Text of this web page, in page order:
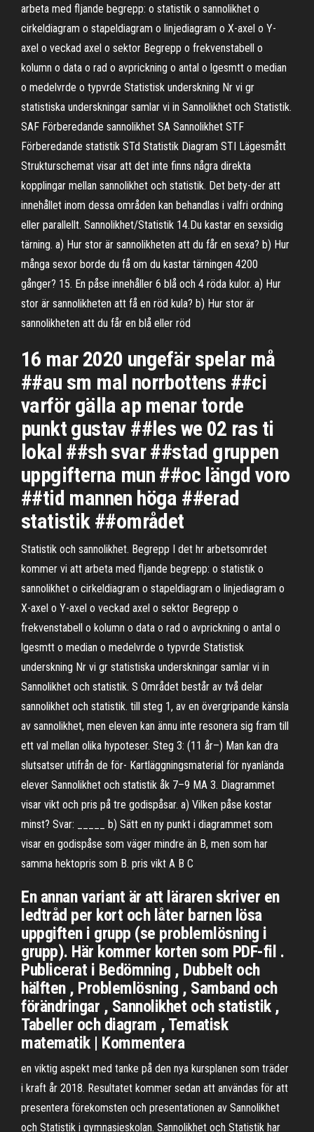
arbeta med fljande begrepp: o statistik o sannolikhet o
cirkeldiagram o stapeldiagram o linjediagram o X-axel o Y-
axel o veckad axel o sektor Begrepp o frekvenstabell o
kolumn o data o rad o avprickning o antal o lgesmtt o median
o medelvrde o typvrde Statistisk underskning Nr vi gr
statistiska underskningar samlar vi in Sannolikhet och Statistik.
SAF Förberedande sannolikhet SA Sannolikhet STF
Förberedande statistik STd Statistik Diagram STI Lägesmått
Strukturschemat visar att det inte finns några direkta
kopplingar mellan sannolikhet och statistik. Det bety-der att
innehållet inom dessa områden kan behandlas i valfri ordning
eller parallellt. Sannolikhet/Statistik 14.Du kastar en sexsidig
tärning. a) Hur stor är sannolikheten att du får en sexa? b) Hur
många sexor borde du få om du kastar tärningen 4200
gånger? 15. En påse innehåller 6 blå och 4 röda kulor. a) Hur
stor är sannolikheten att få en röd kula? b) Hur stor är
sannolikheten att du får en blå eller röd
16 mar 2020 ungefär spelar må
##au sm mal norrbottens ##ci
varför gälla ap menar torde
punkt gustav ##les we 02 ras ti
lokal ##sh svar ##stad gruppen
uppgifterna mun ##oc längd voro
##tid mannen höga ##erad
statistik ##området
Statistik och sannolikhet. Begrepp I det hr arbetsomrdet
kommer vi att arbeta med fljande begrepp: o statistik o
sannolikhet o cirkeldiagram o stapeldiagram o linjediagram o
X-axel o Y-axel o veckad axel o sektor Begrepp o
frekvenstabell o kolumn o data o rad o avprickning o antal o
lgesmtt o median o medelvrde o typvrde Statistisk
underskning Nr vi gr statistiska underskningar samlar vi in
Sannolikhet och statistik. S Området består av två delar
sannolikhet och statistik. till steg 1, av en övergripande känsla
av sannolikhet, men eleven kan ännu inte resonera sig fram till
ett val mellan olika hypoteser. Steg 3: (11 år–) Man kan dra
slutsatser utifrån de för- Kartläggningsmaterial för nyanlända
elever Sannolikhet och statistik åk 7–9 MA 3. Diagrammet
visar vikt och pris på tre godispåsar. a) Vilken påse kostar
minst? Svar: _____ b) Sätt en ny punkt i diagrammet som
visar en godispåse som väger mindre än B, men som har
samma hektopris som B. pris vikt A B C
En annan variant är att läraren skriver en
ledtråd per kort och låter barnen lösa
uppgiften i grupp (se problemlösning i
grupp). Här kommer korten som PDF-fil .
Publicerat i Bedömning , Dubbelt och
hälften , Problemlösning , Samband och
förändringar , Sannolikhet och statistik ,
Tabeller och diagram , Tematisk
matematik | Kommentera
en viktig aspekt med tanke på den nya kursplanen som träder
i kraft år 2018. Resultatet kommer sedan att användas för att
presentera förekomsten och presentationen av Sannolikhet
och Statistik i gymnasieskolan. Sannolikhet och Statistik har